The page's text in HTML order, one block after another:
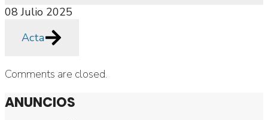
08 Julio 2025
Acta
Comments are closed.
ANUNCIOS